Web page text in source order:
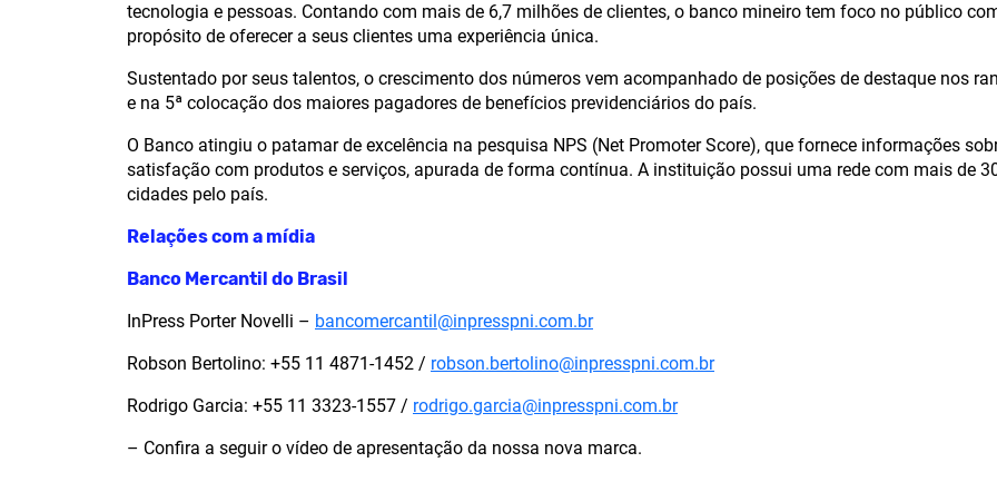
tecnologia e pessoas. Contando com mais de 6,7 milhões de clientes, o banco mineiro tem foco no público
propósito de oferecer a seus clientes uma experiência única.
Sustentado por seus talentos, o crescimento dos números vem acompanhado de posições de destaque nos
e na 5ª colocação dos maiores pagadores de benefícios previdenciários do país.
O Banco atingiu o patamar de excelência na pesquisa NPS (Net Promoter Score), que fornece informações
satisfação com produtos e serviços, apurada de forma contínua. A instituição possui uma rede com mais de
cidades pelo país.
Relações com a mídia
Banco Mercantil do Brasil
InPress Porter Novelli – bancomercantil@inpresspni.com.br
Robson Bertolino: +55 11 4871-1452 / robson.bertolino@inpresspni.com.br
Rodrigo Garcia: +55 11 3323-1557 / rodrigo.garcia@inpresspni.com.br
– Confira a seguir o vídeo de apresentação da nossa nova marca.